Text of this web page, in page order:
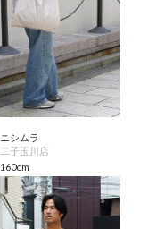
ニシムラ
二子玉川店
160cm